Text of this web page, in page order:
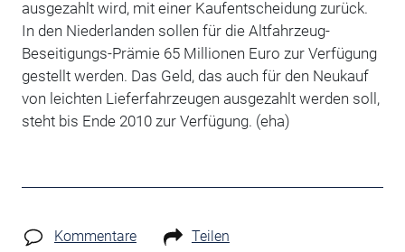
ausgezahlt wird, mit einer Kaufentscheidung zurück.
In den Niederlanden sollen für die Altfahrzeug-
Beseitigungs-Prämie 65 Millionen Euro zur Verfügung
gestellt werden. Das Geld, das auch für den Neukauf
von leichten Lieferfahrzeugen ausgezahlt werden soll,
steht bis Ende 2010 zur Verfügung. (eha)
Kommentare Teilen